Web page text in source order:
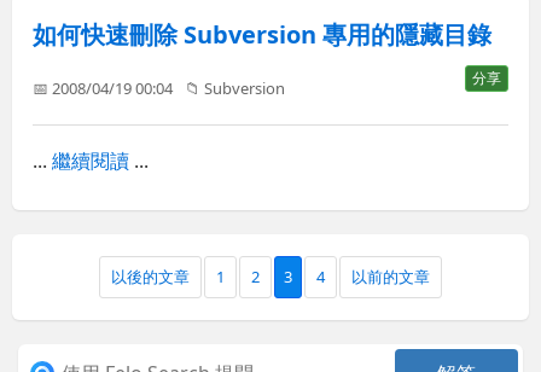
如何快速刪除 Subversion 專用的隱藏目錄
分享
📅 2008/04/19 00:04 📁Subversion
...繼續閱讀 ...
以後的文章 1 2 3 4 以前的文章